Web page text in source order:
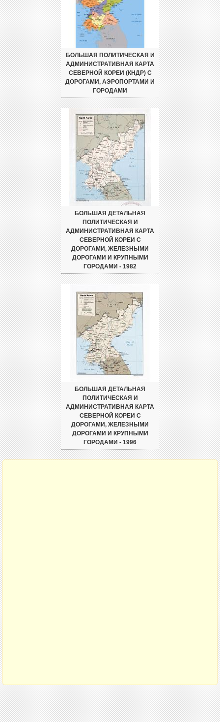
БОЛЬШАЯ ПОЛИТИЧЕСКАЯ И
АДМИНИСТРАТИВНАЯ КАРТА
СЕВЕРНОЙ КОРЕИ (КНДР) С
ДОРОГАМИ, АЭРОПОРТАМИ И
ГОРОДАМИ
БОЛЬШАЯ ДЕТАЛЬНАЯ
ПОЛИТИЧЕСКАЯ И
АДМИНИСТРАТИВНАЯ КАРТА
СЕВЕРНОЙ КОРЕИ С
ДОРОГАМИ, ЖЕЛЕЗНЫМИ
ДОРОГАМИ И КРУПНЫМИ
ГОРОДАМИ - 1982
БОЛЬШАЯ ДЕТАЛЬНАЯ
ПОЛИТИЧЕСКАЯ И
АДМИНИСТРАТИВНАЯ КАРТА
СЕВЕРНОЙ КОРЕИ С
ДОРОГАМИ, ЖЕЛЕЗНЫМИ
ДОРОГАМИ И КРУПНЫМИ
ГОРОДАМИ - 1996